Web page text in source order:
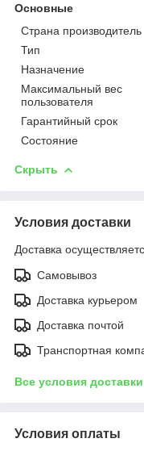
Основные
Страна производитель
Тип
Назначение
Максимальный вес
пользователя
Гарантийный срок
Состояние
Скрыть
Условия доставки
Доставка
Самовывоз
Доставка курьером
Доставка почтой
Транспортная
Все условия доставки
Условия оплаты